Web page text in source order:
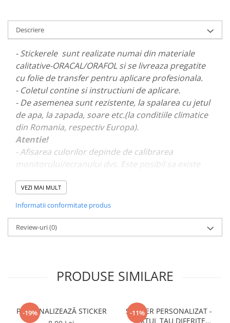
PARASOLARE
PENTRU FETE
PRODUSE IN TRENDING
SETURI STICKERE
STICKERE CAPAC REZERVOR
STICKERE CRĂCIUN
STICKERE CU ANIMALE
STICKERE GEAM MIC
STICKERE PENTRU CAPOTA
STICKERE PENTRU LATERALE
STICKERE PERSONALIZATE
STICKERE PRAGURI
STICKERE UTILAJE AGRICOLE
STICKERE PERSONALIZATE
PRODUSE PERSONALIZATE FIRME
Descriere
- Stickerele sunt realizate numai din materiale
calitative-ORACAL/ORAFOL si se livreaza pregatite
cu folie de transfer pentru aplicare profesionala.
- Coletul contine si instructiuni de aplicare.
- De asemenea sunt rezistente, la spalarea cu jetul
de apa, la zapada, soare etc.(la conditiile climatice
din Romania, respectiv Europa).
Atentie!
- Afisarea culorilor depinde de calibrarea
monitorului/ecranului dvs. Este posibil sa existe
- Pentru stickere personalizate si pentru a vizualiza
portofoliul nostru va rugam sa ne contactati
VEZI MAI MULT
Informatii conformitate produs
Review-uri(0)
PRODUSE SIMILARE
-19%
PERSONALIZEAZĂ STICKER
-11%
STICKER PERSONALIZAT -
TEXTUL TAU DIFERITE